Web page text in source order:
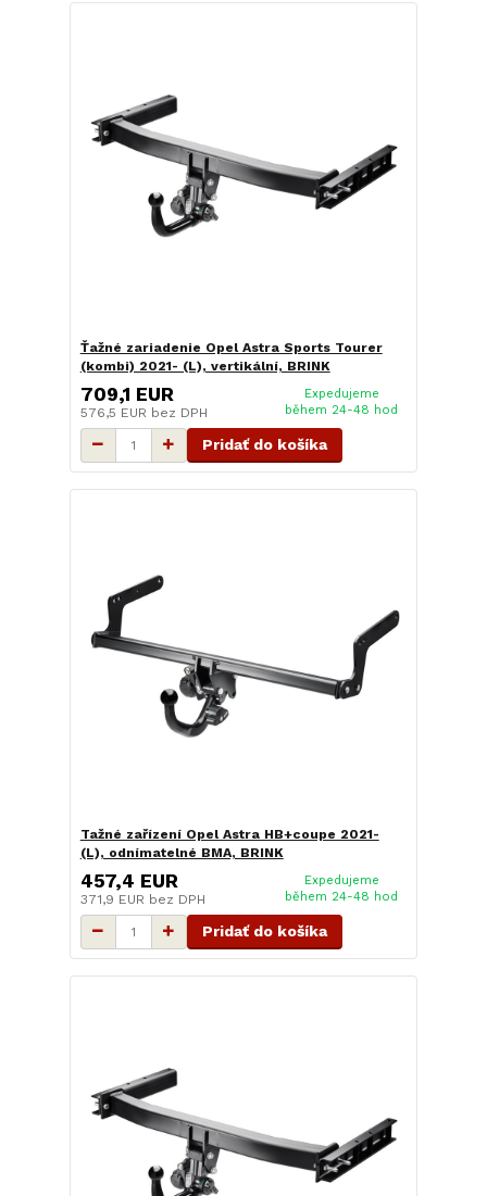
Ťažné zariadenie Opel Astra Sports Tourer
(kombi) 2021- (L), vertikální, BRINK
709,1 EUR
576,5 EUR bez DPH
Expedujeme
během 24-48 hod
Pridať do košíka
Tažné zařízení Opel Astra HB+coupe 2021-
(L), odnímatelné BMA, BRINK
457,4 EUR
371,9 EUR bez DPH
Expedujeme
během 24-48 hod
Pridať do košíka